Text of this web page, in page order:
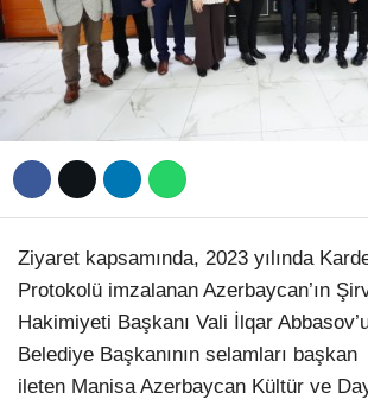
Ziyaret kapsamında, 2023 yılında
Protokolü imzalanan Azerbaycan’ın
Hakimiyeti Başkanı Vali İlqar
Belediye Başkanının selamları
ileten Manisa Azerbaycan Kültür ve